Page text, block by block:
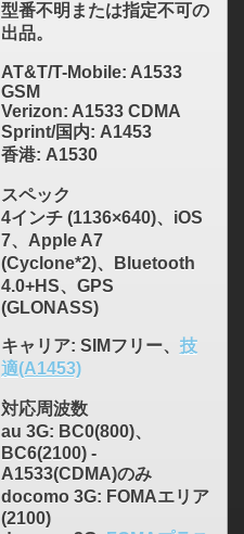
型番不明または指定不可の
出品。
AT&T/T-Mobile: A1533
GSM
Verizon: A1533 CDMA
Sprint/国内: A1453
香港: A1530
スペック
4インチ (1136×640)、iOS
7、Apple A7
(Cyclone*2)、Bluetooth
4.0+HS、GPS
(GLONASS)
キャリア: SIMフリー、 技
適(A1453)
対応周波数
au 3G: BC0(800)、
BC6(2100) -
A1533(CDMA)のみ
docomo 3G: FOMAエリア
(2100)